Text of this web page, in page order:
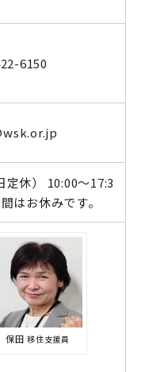
6150
休） 10:00～17:3
お休みです。
保田移住支援員